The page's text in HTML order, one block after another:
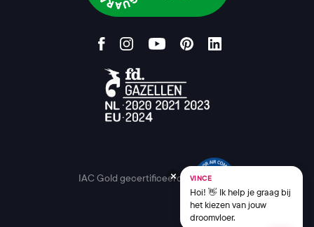
IAC Gold gecertificeerd VINCE
Hoi! 👋 Ik help je graag bij
het kiezen van jouw
droomvloer.